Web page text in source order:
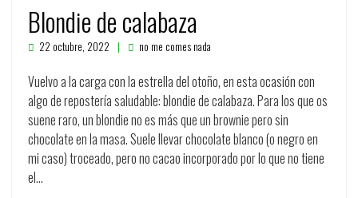
Blondie de calabaza
22 octubre, 2022 no me comes nada
Vuelvo a la carga con la estrella del otoño, en esta ocasión con
algo de repostería saludable: blondie de calabaza. Para los que os
suene raro, un blondie no es más que un brownie pero sin
chocolate en la masa. Suele llevar chocolate blanco (o negro en
mi caso) troceado, pero no cacao incorporado por lo que no tiene
el…